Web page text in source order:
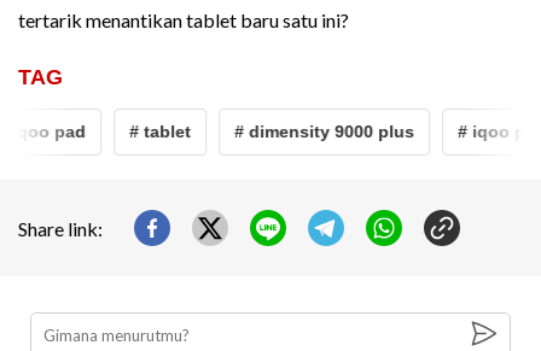
tertarik menantikan tablet baru satu ini?
TAG
pad # tablet # dimensity 9000 plus # iqoo pad
Share link: